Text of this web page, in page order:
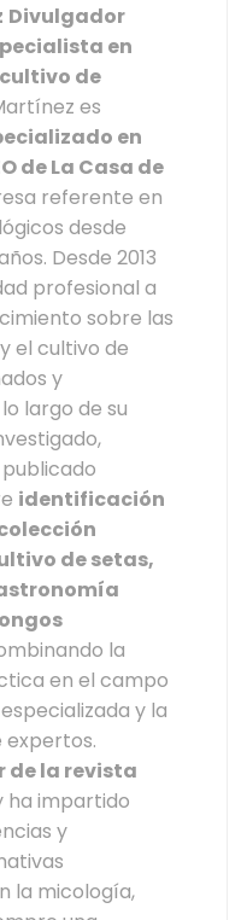
Divulgador
en
de
es
en
de La Casa de
referente en
desde
Desde 2013
profesional a
sobre las
el cultivo de
y
largo de su
identificación
de setas,
la
en el campo
y la
de la revista
ha impartido
y
la micología,